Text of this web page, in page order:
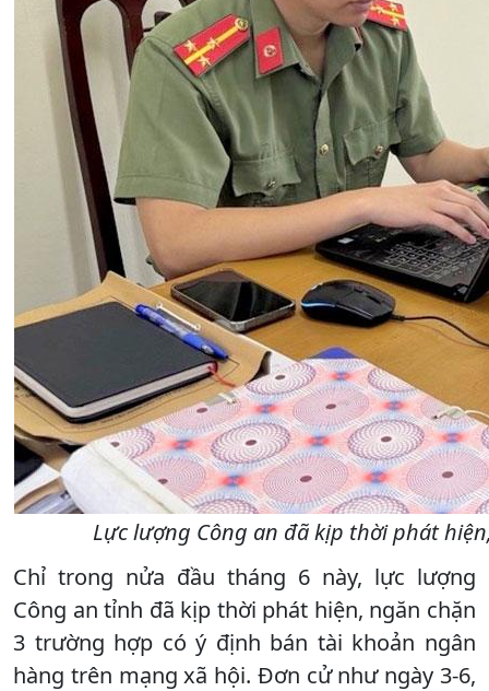
Lực lượng Công an đã kịp thời phát
Chỉ trong nửa đầu tháng 6 này, lực lượng
Công an tỉnh đã kịp thời phát hiện, ngăn chặn
3 trường hợp có ý định bán tài khoản ngân
hàng trên mạng xã hội. Đơn cử như ngày 3-6,